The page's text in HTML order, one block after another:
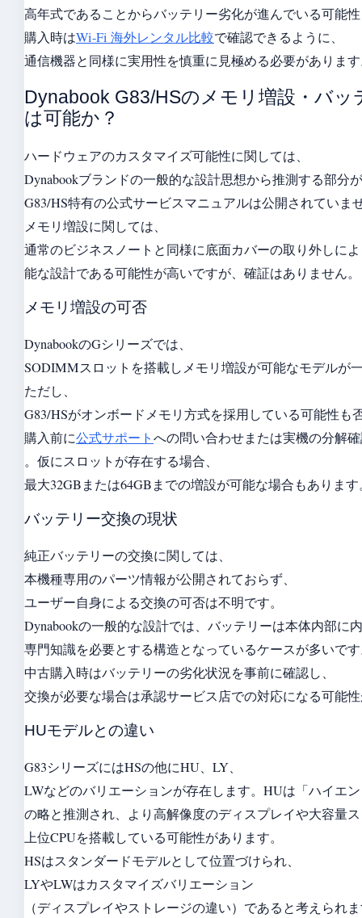
高年式であることからバッテリー劣化が進んでいる可能
購入時はWi-Fi 海外レンタル比較で確認できるように、
通信機器と同様に実用性を慎重に見極める必要がありま
Dynabook G83/HSのメモリ増設・バッ
は可能か？
ハードウェアのカスタマイズ可能性に関しては、
Dynabookブランドの一般的な設計思想から推測する部分
G83/HS特有の公式サービスマニュアルは公開されていま
メモリ増設に関しては、
通常のビジネスノートと同様に底面カバーの取り外しに
能な設計である可能性が高いですが、確証はありません。
メモリ増設の可否
DynabookのGシリーズでは、
SODIMMスロットを搭載しメモリ増設が可能なモデルが
ただし、
G83/HSがオンボードメモリ方式を採用している可能性も
購入前に公式サポートへの問い合わせまたは実機の分解
。仮にスロットが存在する場合、
最大32GBまたは64GBまでの増設が可能な場合もあります
バッテリー交換の現状
純正バッテリーの交換に関しては、
本機種専用のパーツ情報が公開されておらず、
ユーザー自身による交換の可否は不明です。
Dynabookの一般的な設計では、バッテリーは本体内部に
専門知識を必要とする構造となっているケースが多いで
中古購入時はバッテリーの劣化状況を事前に確認し、
交換が必要な場合は承認サービス店での対応になる可能
HUモデルとの違い
G83シリーズにはHSの他にHU、LY、
LWなどのバリエーションが存在します。HUは「ハイエ
の略と推測され、より高解像度のディスプレイや大容量
上位CPUを搭載している可能性があります。
HSはスタンダードモデルとして位置づけられ、
LYやLWはカスタマイズバリエーション
（ディスプレイやストレージの違い）であると考えられ